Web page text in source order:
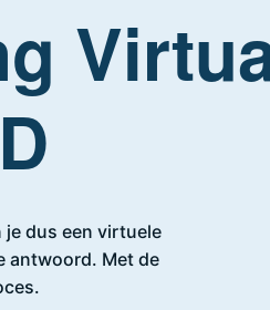
dus een virtuele
antwoord. Met de